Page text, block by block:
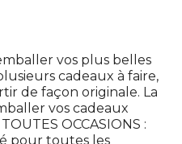
vos plus belles
cadeaux à faire,
de façon originale. La
vos cadeaux
OCCASIONS :
pour toutes les